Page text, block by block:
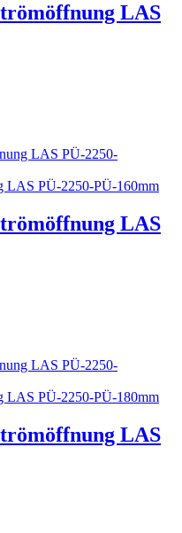
LAS
LAS
LAS